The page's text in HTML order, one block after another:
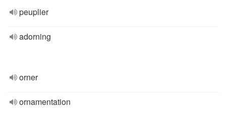
peuplier
adorning
orner
ornamentation